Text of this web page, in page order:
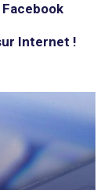
Internet !